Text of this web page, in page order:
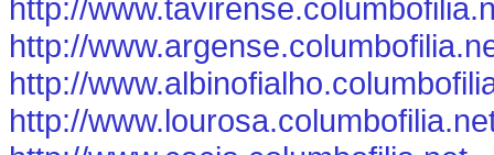
http://
http://
http://
http://